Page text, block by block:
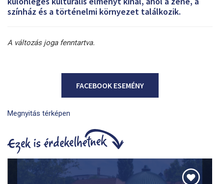
színház és a történelmi környezet találkozik.
A változás joga fenntartva.
FACEBOOK ESEMÉNY
Megnyitás térképen